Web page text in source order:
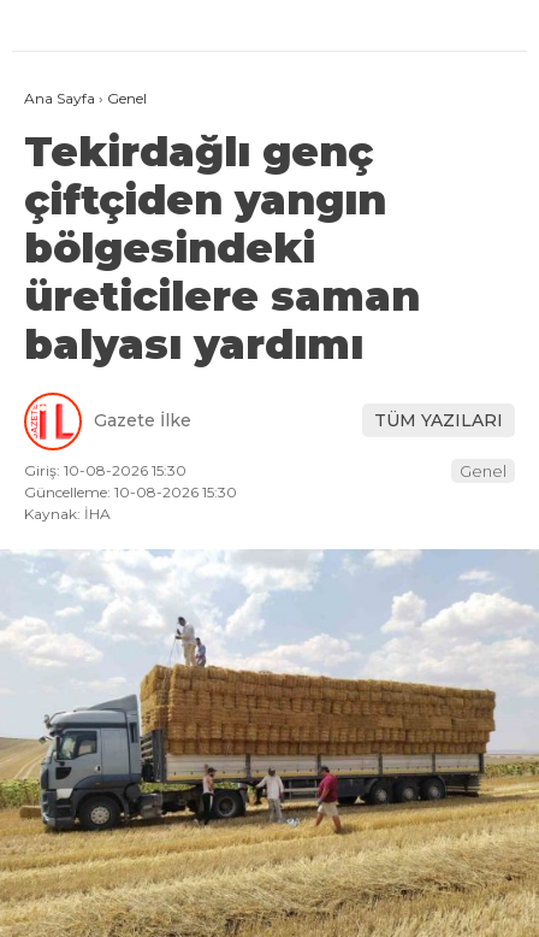
Ana Sayfa › Genel
Tekirdağlı genç
çiftçiden yangın
bölgesindeki
üreticilere saman
balyası yardımı
Gazete İlke TÜM YAZILARI
Giriş: 10-08-2026 15:30
Güncelleme: 10-08-2026 15:30
Kaynak: İHA
Genel